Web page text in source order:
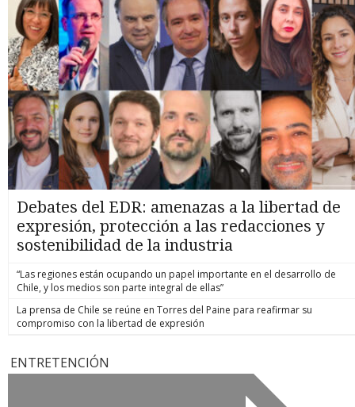
Debates del EDR: amenazas a la libertad de
expresión, protección a las redacciones y
sostenibilidad de la industria
“Las regiones están ocupando un papel importante en el desarrollo de
Chile, y los medios son parte integral de ellas”
La prensa de Chile se reúne en Torres del Paine para reafirmar su
compromiso con la libertad de expresión
ENTRETENCIÓN